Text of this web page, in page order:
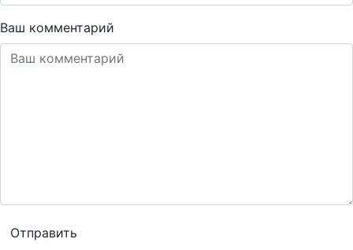
Ваш комментарий